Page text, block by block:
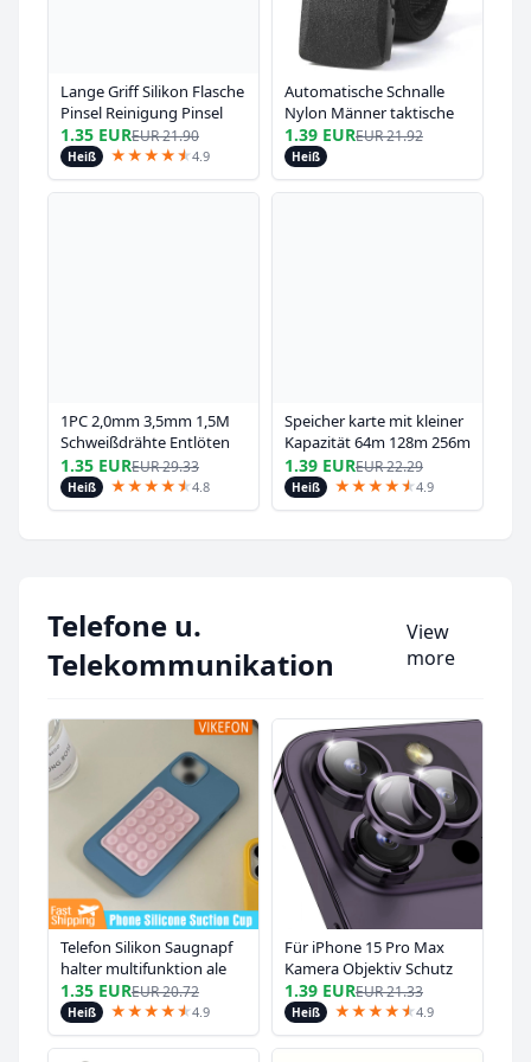
Lange Griff Silikon Flasche
Pinsel Reinigung Pinsel
Küche Reinigung Tasse
Pinsel Thermos Glas Pinsel
Reinigung Werkzeuge
1.35 EUREUR21.90
Heiß ★★★★★
★4.9
Automatische Schnalle
Nylon Männer taktische
Gürtel Herren Canvas
Gürtel Premium Hosen
Gürtel Sport Gürtel Nylon
Gürtel
1.39 EUREUR21.92
Heiß
1PC 2,0mm 3,5mm 1,5M
Schweißdrähte Entlöten
Geflecht Solder Remover
Docht Draht Reparatur
Werkzeug
1.35 EUREUR29.33
Heiß ★★★★★
★4.8
Speicher karte mit kleiner
Kapazität 64m 128m 256m
512m tf-Karte tf-Karte für
Kamera-Handy
1.39 EUREUR22.29
Heiß ★★★★★
★4.9
Telefone u.
Telekommunikation
View
more
Telefon Silikon Saugnapf
halter multifunktion ale
Saugnapf Wand ständer
quadratische rutsch feste
einseitige Gehäuse
halterung Rücken
1.35 EUREUR20.72
Heiß ★★★★★
★4.9
Für iPhone 15 Pro Max
Kamera Objektiv Schutz
Metall Objektiv Ring Fall
Glas Für iPhone 15 Plus 15
Pro max 15 Pro Objektiv
Glas Abdeckung
1.39 EUREUR21.33
Heiß ★★★★★
★4.9